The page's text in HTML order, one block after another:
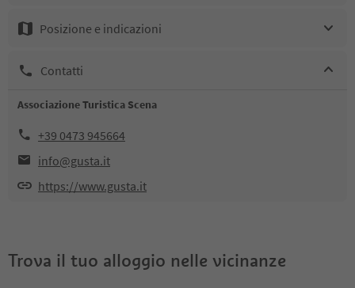
Posizione e indicazioni
Contatti
Associazione Turistica Scena
+39 0473 945664
info@gusta.it
https://www.gusta.it
Trova il tuo alloggio nelle vicinanze